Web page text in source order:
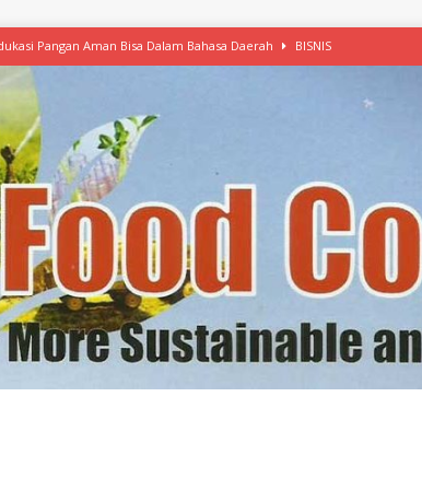
Pangan Aman Bisa Dalam Bahasa Daerah BISNIS
Mulai Ekspansi, IKEA dan MSC Dukung Seafood Berkelanjutan
Free Versi Healthy Choice, Tepung Talas Kimpul Pilihan Menu Sehat
Latih Olah Singkong, KKN Universitas Lampung Kenalkan Sosmocaf
Makanan dengan McCormick, Ciptakan Raksasa Rp1.100 Triliun